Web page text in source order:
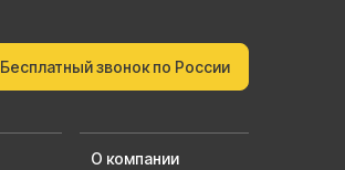
Бесплатный звонок по России
О компании